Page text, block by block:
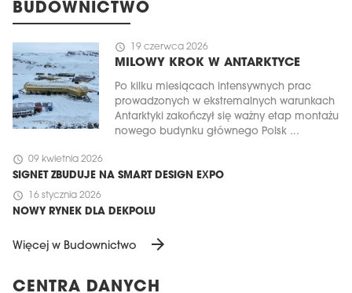
BUDOWNICTWO
schedule 19 czerwca 2026
MILOWY KROK W ANTARKTYCE
Po kilku miesiącach intensywnych prac
prowadzonych w ekstremalnych warunkach
Antarktyki zakończył się ważny etap montażu
nowego budynku głównego Polsk ...
schedule 09 kwietnia 2026
SIGNET ZBUDUJE NA SMART DESIGN EXPO
schedule 16 stycznia 2026
NOWY RYNEK DLA DEKPOLU
Więcej w Budownictwo arrow_forward
CENTRA DANYCH